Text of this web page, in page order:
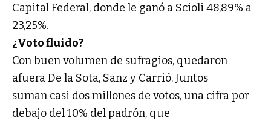
Capital Federal, donde le ganó a Scioli 48,89% a
23,25%.
¿Voto fluido?
Con buen volumen de sufragios, quedaron
afuera De la Sota, Sanz y Carrió. Juntos
suman casi dos millones de votos, una cifra por
debajo del 10% del padrón, que